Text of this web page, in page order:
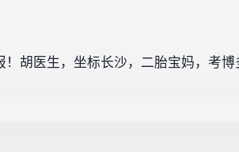
！胡医生，坐标长沙，二胎宝妈，考